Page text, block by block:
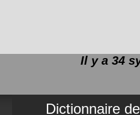
Il y a 34
Dictionnaire